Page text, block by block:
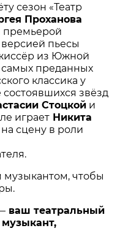
сезон «Театр
Проханова
премьерой
пьесы
из Южной
преданных
классика у
звёзд
Стоцкой и
играет Никита
сцену в роли
чтобы
ваш театральный